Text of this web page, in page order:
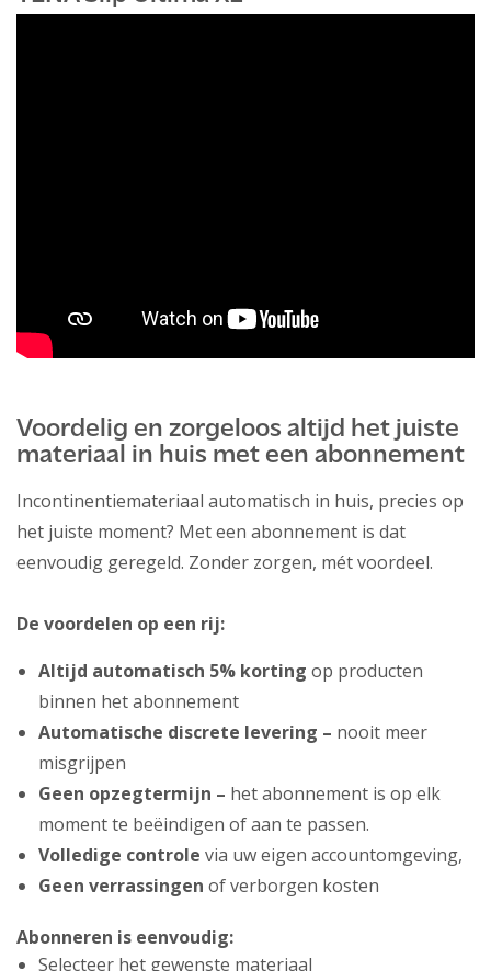
Voordelig en zorgeloos altijd het juiste
materiaal in huis met een abonnement
Incontinentiemateriaal automatisch in huis, precies op
het juiste moment? Met een abonnement is dat
eenvoudig geregeld. Zonder zorgen, mét voordeel.
De voordelen op een rij:
Altijd automatisch 5% korting op producten
binnen het abonnement
Automatische discrete levering – nooit meer
misgrijpen
Geen opzegtermijn – het abonnement is op elk
moment te beëindigen of aan te passen.
Volledige controle via uw eigen accountomgeving,
Geen verrassingen of verborgen kosten
Abonneren is eenvoudig:
Selecteer het gewenste materiaal